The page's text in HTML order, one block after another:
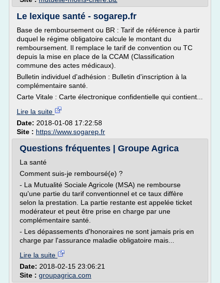
Le lexique santé - sogarep.fr
Base de remboursement ou BR : Tarif de référence à partir
duquel le régime obligatoire calcule le montant du
remboursement. Il remplace le tarif de convention ou TC
depuis la mise en place de la CCAM (Classification
commune des actes médicaux).
Bulletin individuel d'adhésion : Bulletin d'inscription à la
complémentaire santé.
Carte Vitale : Carte électronique confidentielle qui contient...
Lire la suite
Date: 2018-01-08 17:22:58
Site : https://www.sogarep.fr
Questions fréquentes | Groupe Agrica
La santé
Comment suis-je remboursé(e) ?
- La Mutualité Sociale Agricole (MSA) ne rembourse
qu'une partie du tarif conventionnel et ce taux diffère
selon la prestation. La partie restante est appelée ticket
modérateur et peut être prise en charge par une
complémentaire santé.
- Les dépassements d'honoraires ne sont jamais pris en
charge par l'assurance maladie obligatoire mais...
Lire la suite
Date: 2018-02-15 23:06:21
Site : groupagrica.com